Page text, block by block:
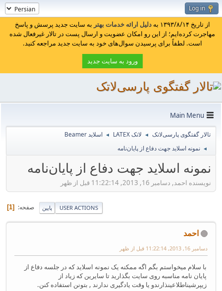
Log in
از تاریخ ۱۳۹۳/۸/۱۴ به دلیل ارائه خدمات بهتر به سایت جدید پرسش و پاسخ
مهاجرت کرده‌ایم؛ از این رو امکان عضویت و ارسال پست در تالار غیرفعال شده
است. لطفاً برای پرسیدن سوال‌های خود به سایت جدید مراجعه کنید.
ورود به سایت جدید
Main Menu
تالار گفتگوی پارسی‌لاتک ◄ لاتک LATEX ◄ اسلاید Beamer
◄ نمونه اسلاید جهت دفاع از پایان‌نامه
نمونه اسلاید جهت دفاع از پایان‌نامه
نویسنده احمد, دسامبر 16, 2013, 11:22:14 قبل از ظهر
پایین صفحه 1 USER ACTIONS
احمد
دسامبر 16, 2013, 11:22:14 قبل از ظهر
با سلام میخواستم بگم اگه ممکنه یک نمونه اسلاید که در جلسه دفاع از
پایان نامه مناسبه روی سایت بگذارید تا سایرین که زیاد از
زیپرشیناطلاعینذارندو یا وقت یادگیری ندارند , بتونن استفاده کنن.